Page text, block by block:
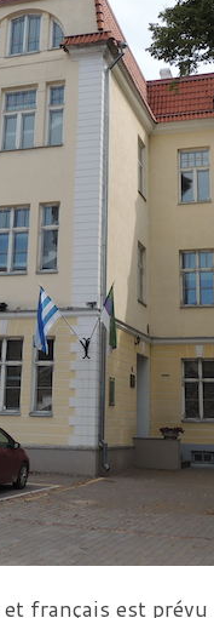
français est prévu